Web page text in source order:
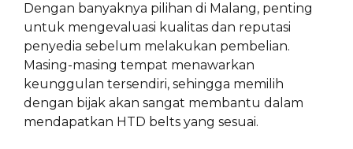
Dengan banyaknya pilihan di Malang, penting
untuk mengevaluasi kualitas dan reputasi
penyedia sebelum melakukan pembelian.
Masing-masing tempat menawarkan
keunggulan tersendiri, sehingga memilih
dengan bijak akan sangat membantu dalam
mendapatkan HTD belts yang sesuai.